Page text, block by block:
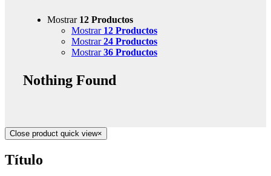
Mostrar 12 Productos
Mostrar 12 Productos
Mostrar24 Productos
Mostrar36 Productos
Nothing Found
Close product quick view×
Título